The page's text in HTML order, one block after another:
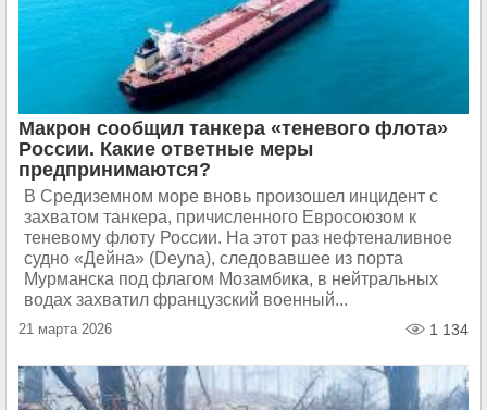
Макрон сообщил танкера «теневого флота»
России. Какие ответные меры
предпринимаются?
В Средиземном море вновь произошел инцидент с
захватом танкера, причисленного Евросоюзом к
теневому флоту России. На этот раз нефтеналивное
судно «Дейна» (Deyna), следовавшее из порта
Мурманска под флагом Мозамбика, в нейтральных
водах захватил французский военный...
21 марта 2026 1 134